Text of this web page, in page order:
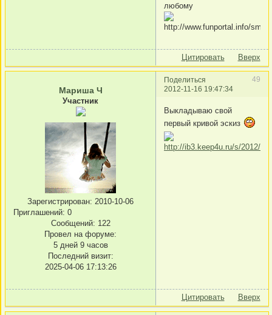
любому
Цитировать Вверх
Поделиться
49
2012-11-16 19:47:34
Мариша Ч
Участник
Зарегистрирован: 2010-10-06
Приглашений: 0
Сообщений: 122
Провел на форуме:
5 дней 9 часов
Последний визит:
2025-04-06 17:13:26
Выкладываю свой
первый кривой эскиз
Цитировать Вверх